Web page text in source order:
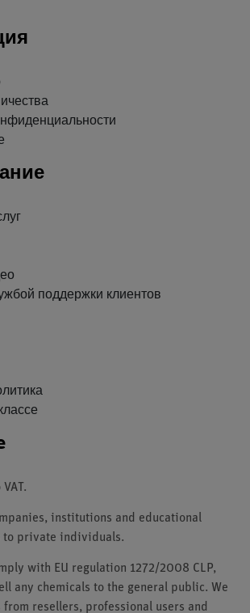
поддержки клиентов
institutions and educational
to private individuals.
with EU regulation 1272/2008 CLP,
any chemicals to the general public. We
resellers, professional users and